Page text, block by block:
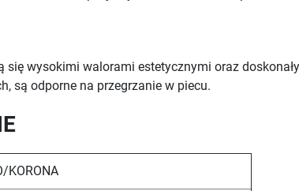
się wysokimi walorami estetycznymi oraz
są odporne na przegrzanie w piecu.
KORONA